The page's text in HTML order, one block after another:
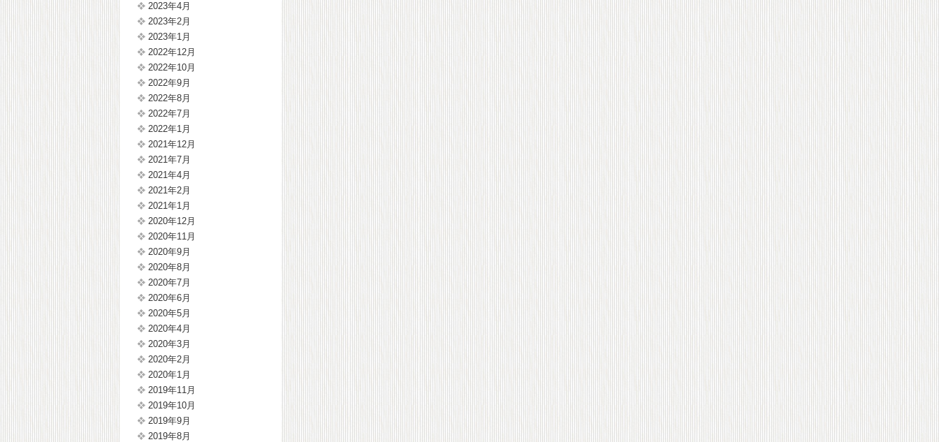
2023年4月
2023年2月
2023年1月
2022年12月
2022年10月
2022年9月
2022年8月
2022年7月
2022年1月
2021年12月
2021年7月
2021年4月
2021年2月
2021年1月
2020年12月
2020年11月
2020年9月
2020年8月
2020年7月
2020年6月
2020年5月
2020年4月
2020年3月
2020年2月
2020年1月
2019年11月
2019年10月
2019年9月
2019年8月